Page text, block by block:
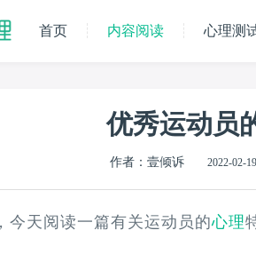
首页 内容阅读 心理测
优秀运动员
作者：壹倾诉 2022-02-
今天阅读一篇有关运动员的心理